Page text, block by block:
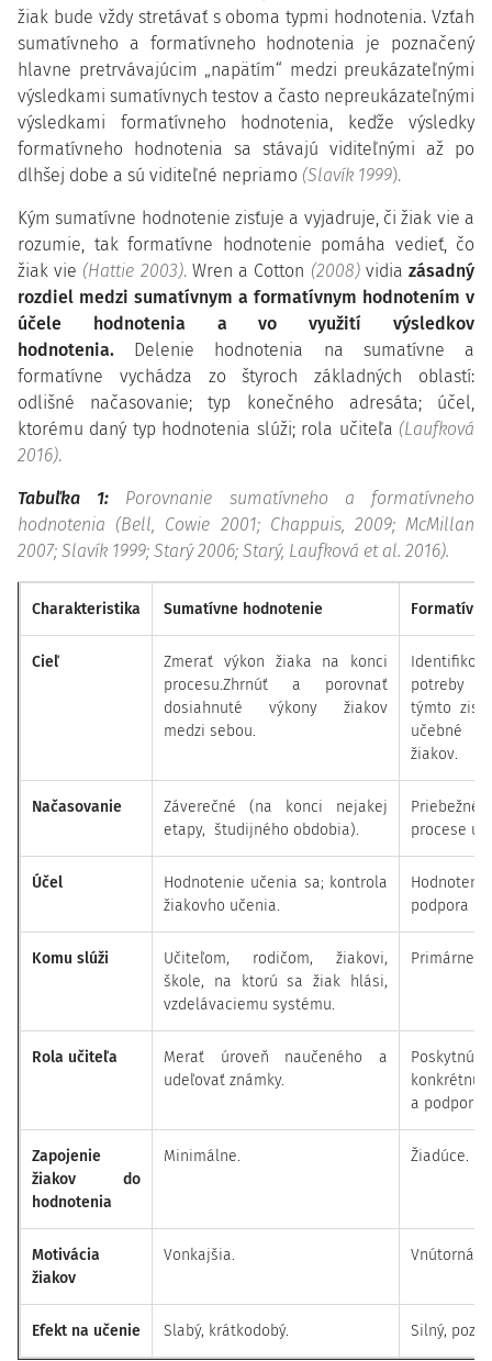
žiak bude vždy stretávať s oboma typmi hodnotenia. Vzťah
sumatívneho a formatívneho hodnotenia je poznačený
hlavne pretrvávajúcim „napätím“ medzi preukázateľnými
výsledkami sumatívnych testov a často nepreukázateľnými
výsledkami formatívneho hodnotenia, keďže výsledky
formatívneho hodnotenia sa stávajú viditeľnými až po
dlhšej dobe a sú viditeľné nepriamo (Slavík 1999).
Kým sumatívne hodnotenie zisťuje a vyjadruje, či žiak vie a
rozumie, tak formatívne hodnotenie pomáha vedieť, čo
žiak vie (Hattie 2003).Wren a Cotton (2008)vidiazásadný
rozdiel medzi sumatívnym a formatívnym hodnotením v
účele hodnotenia a vo využití výsledkov
hodnotenia. Delenie hodnotenia na sumatívne a
formatívne vychádza zo štyroch základných oblastí:
odlišné načasovanie; typ konečného adresáta; účel,
ktorému daný typ hodnotenia slúži; rola učiteľa (Laufková
2016).
Tabuľka 1:
Porovnanie sumatívneho a formatívneho
hodnotenia (Bell, Cowie 2001; Chappuis, 2009; McMillan
2007; Slavík 1999; Starý 2006; Starý, Laufková et al. 2016).
Charakteristika Sumatívne hodnotenie
Cieľ
Zmerať výkon žiaka na konci
procesu.Zhrnúť a porovnať
dosiahnuté výkony žiakov
medzi sebou.
potreby
týmto
učebné
žiakov.
Načasovanie
Záverečné (na konci nejakej
etapy, študijného obdobia).
procese
Účel
Hodnotenie učenia sa; kontrola
žiakovho učenia.
podpora
Komu slúži
Učiteľom, rodičom, žiakovi,
škole, na ktorú sa žiak hlási,
vzdelávaciemu systému.
Primárne
Rola učiteľa
Merať úroveň naučeného a
udeľovať známky.
a
Zapojenie
žiakov do
hodnotenia
Minimálne. Žiadúce.
Motivácia
žiakov
Vonkajšia. Vnútorná.
Efekt na učenie Slabý, krátkodobý. Silný,